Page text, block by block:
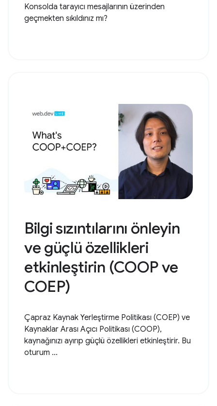
Konsolda tarayıcı mesajlarının üzerinden
geçmekten sıkıldınız mı?
Bilgi sızıntılarını önleyin
ve güçlü özellikleri
etkinleştirin (COOP ve
COEP)
Çapraz Kaynak Yerleştirme Politikası (COEP) ve
Kaynaklar Arası Açıcı Politikası (COOP),
kaynağınızı ayırıp güçlü özellikleri etkinleştirir. Bu
oturum ...